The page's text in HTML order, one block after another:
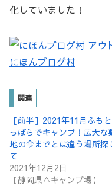
化していました！
にほんブログ村
関連
【前半】2021年11月ふもと
っぱらでキャンプ！広大な
地の今までとは違う場所探
て
2021年12月2日
【静岡県△キャンプ場】